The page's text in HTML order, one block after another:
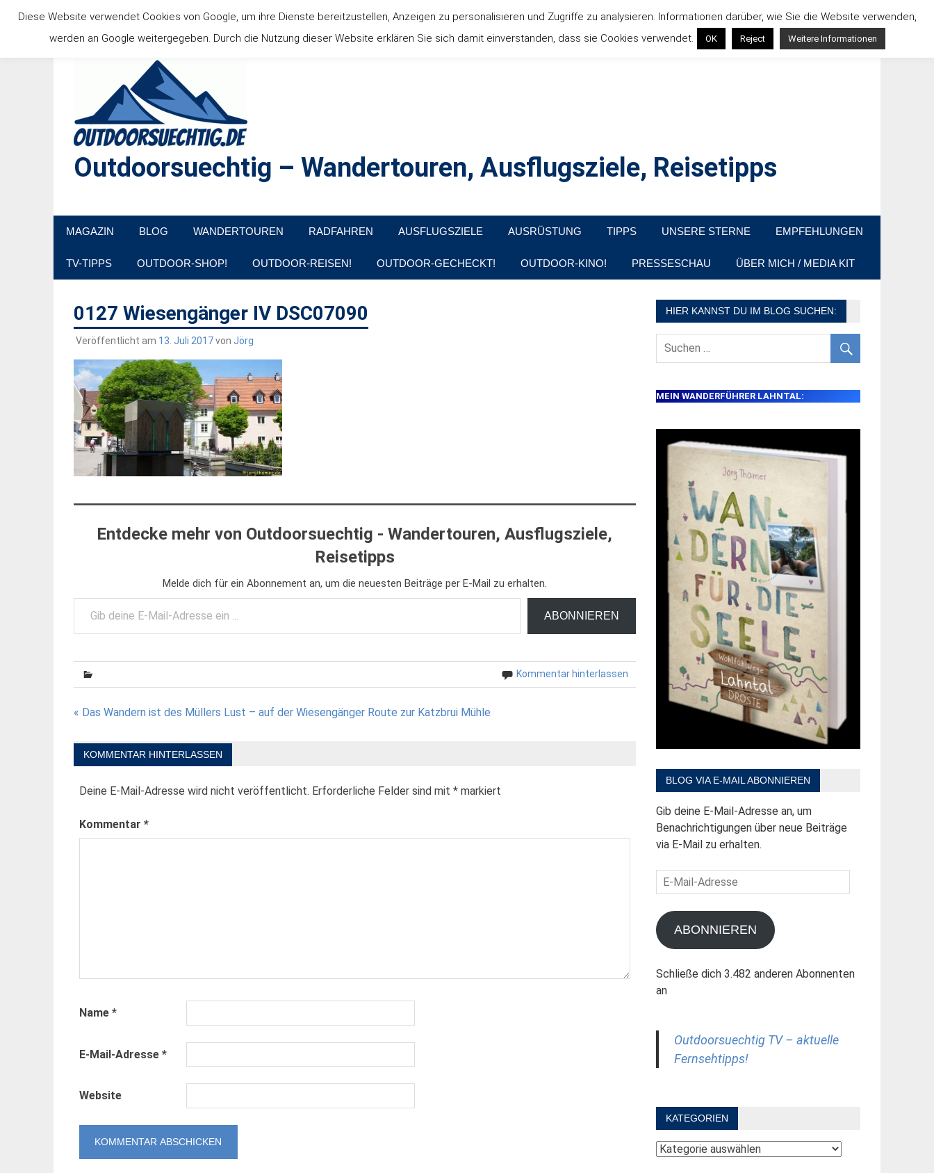
Inhalt
springen
Outdoorsuechtig – Wandertouren, Ausflugsziele, Reisetipps
MAGAZIN BLOG WANDERTOUREN RADFAHREN AUSFLUGSZIELE AUSRÜSTUNG TIPPS UNSERE STERNE EMPFEHLUNGEN
TV-TIPPS OUTDOOR-SHOP! OUTDOOR-REISEN! OUTDOOR-GECHECKT! OUTDOOR-KINO! PRESSESCHAU ÜBER MICH / MEDIA KIT
0127 Wiesengänger IV DSC07090
Veröffentlicht am 13. Juli 2017von Jörg
Entdecke mehr von Outdoorsuechtig - Wandertouren, Ausflugsziele,
Reisetipps
Melde dich für ein Abonnement an, um die neuesten Beiträge per E-Mail zu erhalten.
Gib deine E-Mail-Adresse ein ...
ABONNIEREN
Kommentar hinterlassen
Beitragsnavigation
« Das Wandern ist des Müllers Lust – auf der Wiesengänger Route zur Katzbrui Mühle
KOMMENTAR HINTERLASSEN
Deine E-Mail-Adresse wird nicht veröffentlicht. Erforderliche Felder sind mit *markiert
Kommentar *
Name *
E-Mail-Adresse *
Website
HIER KANNST DU IM BLOG SUCHEN:
MEIN WANDERFÜHRER LAHNTAL:
BLOG VIA E-MAIL ABONNIEREN
Gib deine E-Mail-Adresse an, um
Benachrichtigungen über neue Beiträge
via E-Mail zu erhalten.
E-
Mail-
Adresse
ABONNIEREN
Schließe dich 3.482 anderen Abonnenten
an
Outdoorsuechtig TV – aktuelle
Fernsehtipps!
KATEGORIEN
Kategorien
Diese Website verwendet Cookies von Google, um ihre Dienste bereitzustellen, Anzeigen zu personalisieren und Zugriffe zu analysieren. Informationen darüber, wie Sie die Website verwenden,
werden an Google weitergegeben. Durch die Nutzung dieser Website erklären Sie sich damit einverstanden, dass sie Cookies verwendet.
OK Reject Weitere Informationen